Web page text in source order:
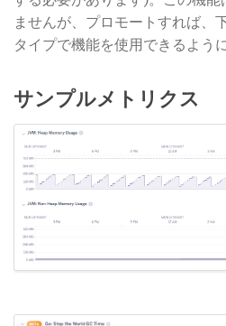
ませんが、プロモートすれば、
タイプで機能を使用できるよう
サンプルメトリクス